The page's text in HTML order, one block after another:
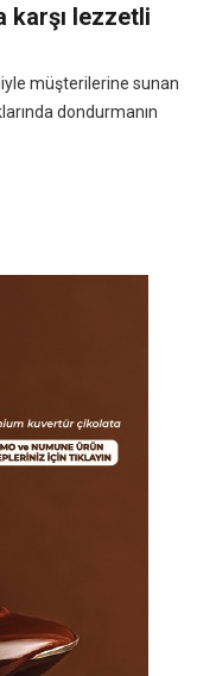
karşı lezzetli
müşterilerine sunan
dondurmanın